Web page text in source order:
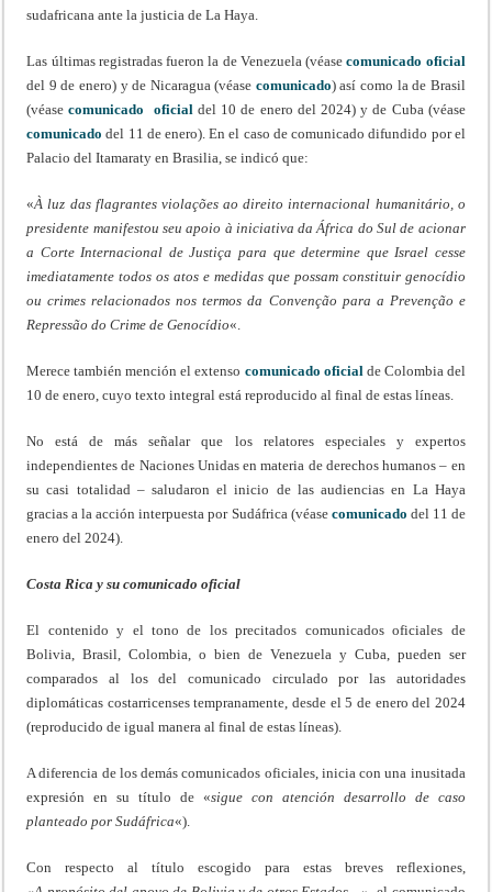
sudafricana ante la justicia de La Haya.
Las últimas registradas fueron la de Venezuela (véasecomunicado oficial
del 9 de enero) y de Nicaragua (véase comunicado) así como la de Brasil
(véasecomunicado oficial del 10 de enero del 2024) y de Cuba (véase
comunicado del 11 de enero). En el caso de comunicado difundido por el
Palacio del Itamaraty en Brasilia, se indicó que:
«À luz das flagrantes violações ao direito internacional humanitário, o
presidente manifestou seu apoio à iniciativa da África do Sul de acionar
a Corte Internacional de Justiça para que determine que Israel cesse
imediatamente todos os atos e medidas que possam constituir genocídio
ou crimes relacionados nos termos da Convenção para a Prevenção e
Repressão do Crime de Genocídio«.
Merece también mención el extenso comunicado oficial de Colombia del
10 de enero, cuyo texto integral está reproducido al final de estas líneas.
No está de más señalar que los relatores especiales y expertos
independientes de Naciones Unidas en materia de derechos humanos – en
su casi totalidad – saludaron el inicio de las audiencias en La Haya
gracias a la acción interpuesta por Sudáfrica (véase comunicado del 11 de
enero del 2024).
Costa Rica y su comunicado oficial
El contenido y el tono de los precitados comunicados oficiales de
Bolivia, Brasil, Colombia, o bien de Venezuela y Cuba, pueden ser
comparados al los del comunicado circulado por las autoridades
diplomáticas costarricenses tempranamente, desde el 5 de enero del 2024
(reproducido de igual manera al final de estas líneas).
A diferencia de los demás comunicados oficiales, inicia con una inusitada
expresión en su título de «sigue con atención desarrollo de caso
planteado por Sudáfrica«).
Con respecto al título escogido para estas breves reflexiones,